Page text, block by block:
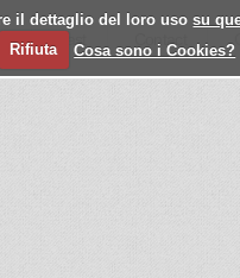
il dettaglio del loro usosu
Rifiuta Cosa sono i Cookies?
Past Contact